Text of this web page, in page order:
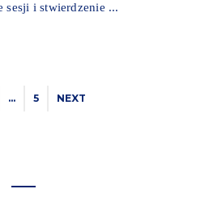
sesji i stwierdzenie ...
… 5 NEXT